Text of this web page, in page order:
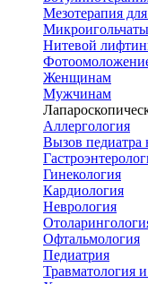
Мезотерапия
Нитевой
Женщинам
Мужчинам
Аллергология
Вызов педиатра
Гинекология
Кардиология
Неврология
Офтальмология
Педиатрия
Травматология